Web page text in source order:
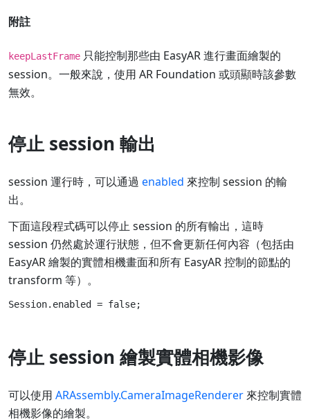
附註
keepLastFrame 只能控制那些由 EasyAR 進行畫面繪製的
session。一般來說，使用 AR Foundation 或頭顯時該參數
無效。
停止 session 輸出
session 運行時，可以通過 enabled 來控制 session 的輸
出。
下面這段程式碼可以停止 session 的所有輸出，這時
session 仍然處於運行狀態，但不會更新任何內容（包括由
EasyAR 繪製的實體相機畫面和所有 EasyAR 控制的節點的
transform 等）。
停止 session 繪製實體相機影像
可以使用 ARAssembly.CameraImageRenderer 來控制實體
相機影像的繪製。